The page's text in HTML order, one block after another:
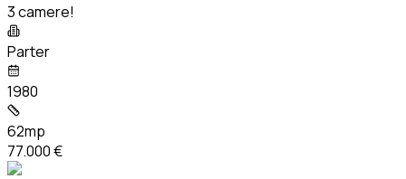
3 camere!
Parter
1980
62mp
77.000 €